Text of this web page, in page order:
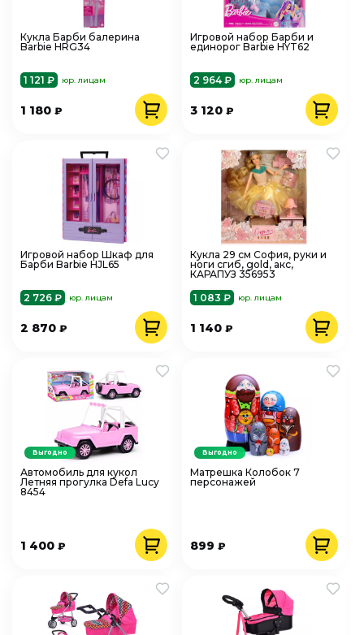
Кукла Барби балерина
Barbie HRG34
1 121 ₽ юр. лицам
1 180 ₽
Игровой набор Барби и
единорог Barbie HYT62
2 964 ₽ юр. лицам
3 120₽
Игровой набор Шкаф для
Барби Barbie HJL65
2 726 ₽ юр. лицам
2 870 ₽
Кукла 29 см София, руки и
ноги сгиб, gold, акс,
КАРАПУЗ 356953
1 083 ₽
юр. лицам
1 140₽
Автомобиль для кукол
Летняя прогулка Defa Lucy
8454
1 400 ₽
Выгодно
Матрешка Колобок 7
персонажей
899₽
Выгодно